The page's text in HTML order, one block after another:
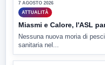
7 AGOSTO 2026
ATTUALITÀ
Miasmi e Calore, l'ASL
Nessuna nuova moria di
sanitaria nel...